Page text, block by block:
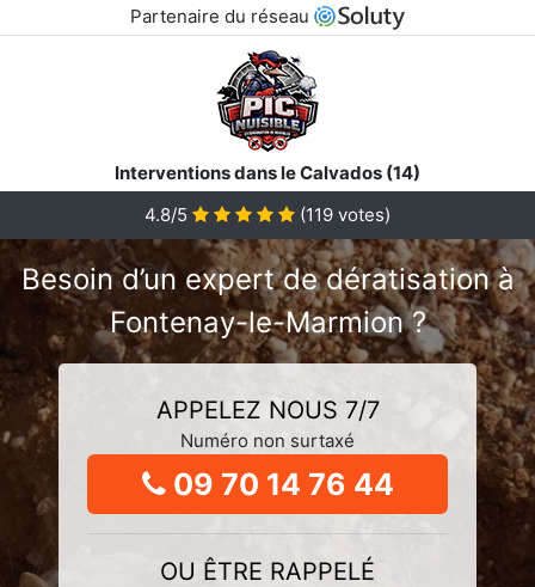
Partenaire du réseau
Interventions dans le Calvados (14)
4.8/5
(119 votes)
Besoin d’un expert de dératisation à
Fontenay-le-Marmion ?
APPELEZ NOUS 7/7
Numéro non surtaxé
09 70 14 76 44
OU ÊTRE RAPPELÉ